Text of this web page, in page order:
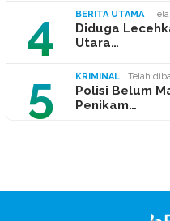
4 BERITA UTAMA
Diduga
Utara…
5 KRIMINAL Telah
Polisi Belum
Penikam…